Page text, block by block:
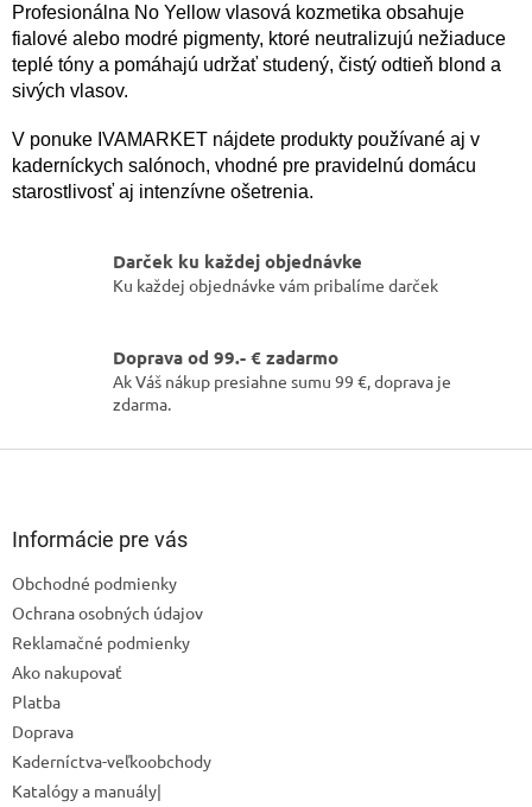
y
v
ý
s
u
Profesionálna No Yellow vlasová kozmetika obsahuje
fialové alebo modré pigmenty, ktoré neutralizujú nežiaduce
teplé tóny a pomáhajú udržať studený, čistý odtieň blond a
sivých vlasov.
V ponuke IVAMARKET nájdete produkty používané aj v
kaderníckych salónoch, vhodné pre pravidelnú domácu
starostlivosť aj intenzívne ošetrenia.
Darček ku každej objednávke
Ku každej objednávke vám pribalíme darček
Doprava od 99.- € zadarmo
Ak Váš nákup presiahne sumu 99 €, doprava je
zdarma.
Informácie pre vás
Obchodné podmienky
Ochrana osobných údajov
Reklamačné podmienky
Ako nakupovať
Platba
Doprava
Kaderníctva-veľkoobchody
Katalógy a manuály|